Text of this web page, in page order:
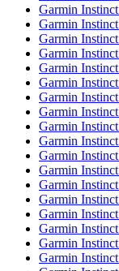
Garmin
Garmin
Garmin
Garmin
Garmin
Garmin
Garmin
Garmin
Garmin
Garmin
Garmin
Garmin
Garmin
Garmin
Garmin
Garmin
Garmin
Garmin